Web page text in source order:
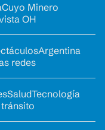
Cuyo Minero
OH
Argentina
redes
SaludTecnología